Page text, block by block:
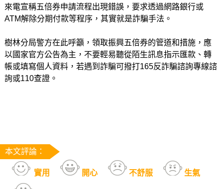
來電宣稱五倍券申請流程出現錯誤，要求透過網路銀行或
ATM解除分期付款等程序，其實就是詐騙手法。
樹林分局警方在此呼籲，領取振興五倍券的管道和措施，應
以國家官方公告為主，不要輕易聽從陌生訊息指示匯款、轉
帳或填寫個人資料，若遇到詐騙可撥打165反詐騙諮詢專線諮
詢或110查證。
本文評論：
實用 開心 不舒服 生氣